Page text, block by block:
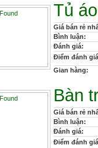
Tủ
Giá bán rẻ
Bình luận:
Đánh giá:
Điểm đánh
Gian hàng:
Bàn
Giá bán rẻ
Bình luận:
Đánh giá:
Điểm đánh